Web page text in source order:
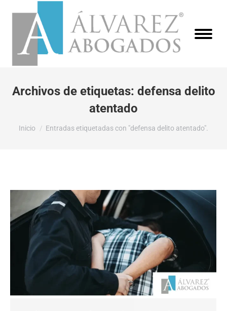
Archivos de etiquetas: defensa delito
atentado
Estás aquí:
Inicio Entradas etiquetadas con "defensa delito atentado".